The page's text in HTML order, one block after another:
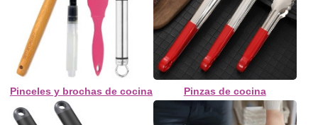
Pinceles y brochas de cocina Pinzas de cocina